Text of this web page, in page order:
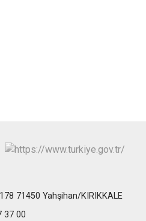
71450 Yahşihan/KIRIKKALE
37 00